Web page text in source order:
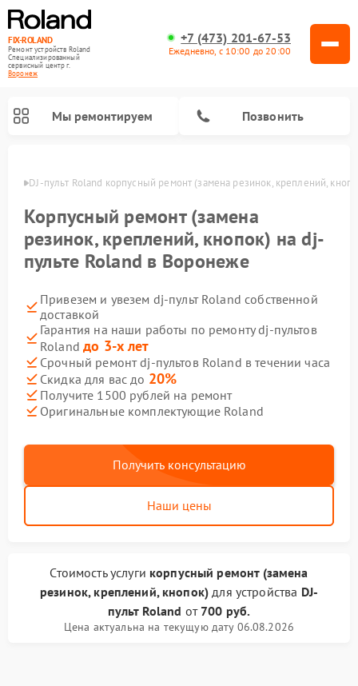
FIX-ROLAND
Ремонт устройств Roland
Специализированный
cервисный центр г.
Воронеж
+7 (473) 201-67-53
Ежедневно, с 10:00 до 20:00
Мы ремонтируем Позвонить
DJ-пульт Roland корпусный ремонт (замена резинок, креплений,
Корпусный ремонт (замена
резинок, креплений, кнопок) на dj-
пульте Roland в Воронеже
Привезем и увезем dj-пульт Roland собственной
доставкой
Гарантия на наши работы по ремонту dj-пультов
Rolandдо 3-х лет
Срочный ремонт dj-пультов Roland в течении часа
Скидка для вас до 20%
Получите 1500 рублей на ремонт
Оригинальные комплектующие Roland
Получить консультацию
Наши цены
Стоимость услуги корпусный ремонт (замена
резинок, креплений, кнопок) для устройства DJ-
пульт Roland от 700 руб.
Цена актуальна на текущую дату 06.08.2026